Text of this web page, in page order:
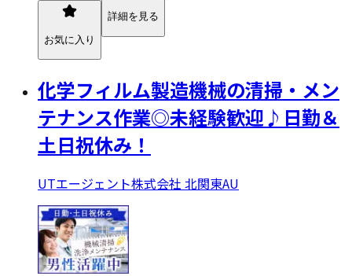
お気に入り
詳細を見る
化学フィルム製造機械の清掃・メン
テナンス作業◎未経験歓迎♪日勤＆
土日祝休み！
UTエージェント株式会社 北関東AU